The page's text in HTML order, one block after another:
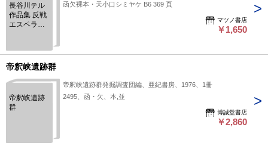
長谷川テル
作品集 反戦
エスペラン
函欠裸本・天小口シミヤケ B6 369 頁
マツノ書店
￥1,650
帝釈峡遺跡群
帝釈峡遺跡
群
帝釈峡遺跡群発掘調査団編、亜紀書房、1976、1冊
2495、函・欠、本,並
博誠堂書店
￥2,860